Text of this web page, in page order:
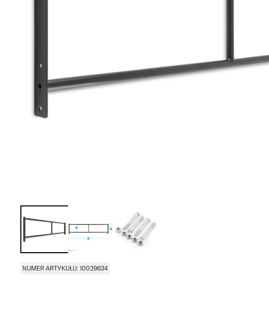
NUMER ARTYKUŁU: 10029634